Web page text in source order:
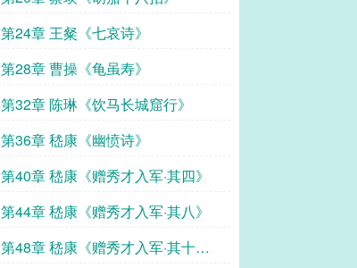
第24章 王粲《七哀诗》
第28章 曹操《龟虽寿》
第32章 陈琳《饮马长城窟行》
第36章 嵇康《幽愤诗》
第40章 嵇康《赠秀才入军·其四》
第44章 嵇康《赠秀才入军·其八》
第48章 嵇康《赠秀才入军·其十